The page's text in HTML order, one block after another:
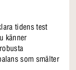
tidens test
känner
som smälter